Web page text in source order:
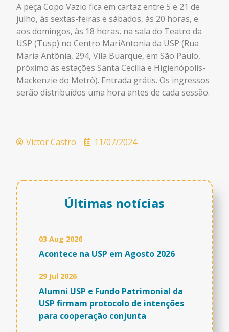
A peça Copo Vazio fica em cartaz entre 5 e 21 de
julho, às sextas-feiras e sábados, às 20 horas, e
aos domingos, às 18 horas, na sala do Teatro da
USP (Tusp) no Centro MariAntonia da USP (Rua
Maria Antônia, 294, Vila Buarque, em São Paulo,
próximo às estações Santa Cecília e Higienópolis-
Mackenzie do Metrô). Entrada grátis. Os ingressos
serão distribuídos uma hora antes de cada sessão.
Victor Castro 11/07/2024
Últimas notícias
03 Aug 2026
Acontece na USP em Agosto 2026
29 Jul 2026
Alumni USP e Fundo Patrimonial da
USP firmam protocolo de intenções
para cooperação conjunta